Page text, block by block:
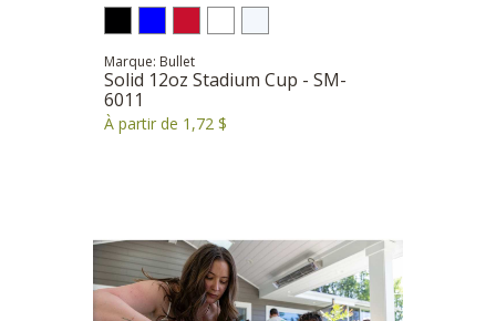
Marque: Bullet
Solid 12oz Stadium Cup - SM-
6011
À partir de 1,72 $